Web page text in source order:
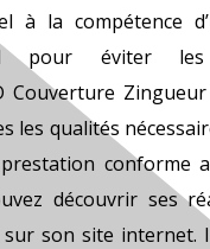
à la compétence
pour éviter les
Couverture
les qualités
conforme
découvrir ses
son site internet.